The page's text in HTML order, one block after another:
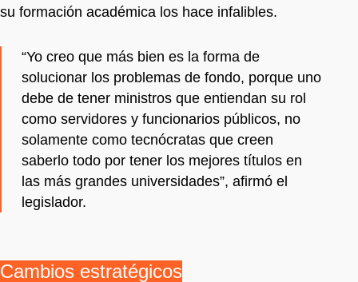
su formación académica los hace infalibles.
“Yo creo que más bien es la forma de
solucionar los problemas de fondo, porque uno
debe de tener ministros que entiendan su rol
como servidores y funcionarios públicos, no
solamente como tecnócratas que creen
saberlo todo por tener los mejores títulos en
las más grandes universidades”, afirmó el
legislador.
Cambios estratégicos